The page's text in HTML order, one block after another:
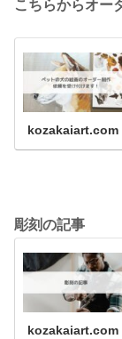
こちらからオー
kozakaiart.com
彫刻の記事
kozakaiart.com